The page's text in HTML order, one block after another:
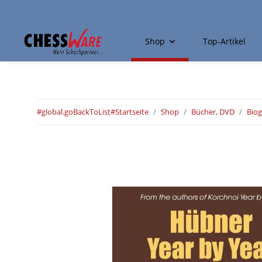
Shop Top-Artikel
#global.goBackToList#Startseite Shop Bücher, DVD